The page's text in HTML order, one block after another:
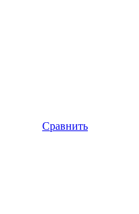
Сравнить